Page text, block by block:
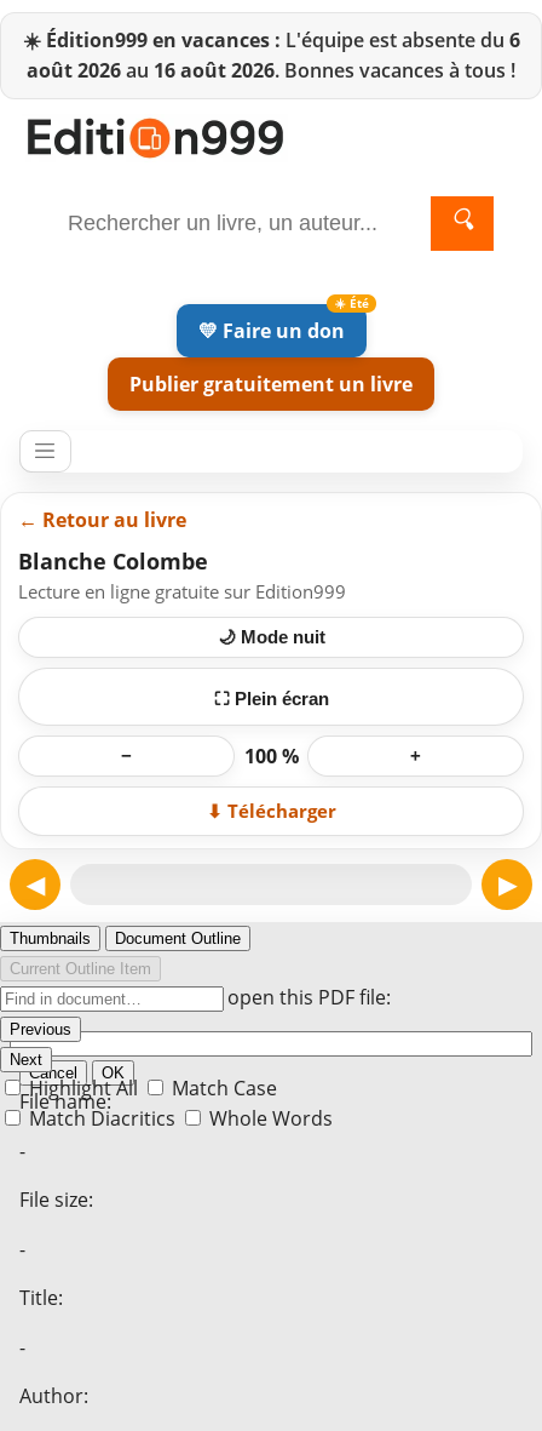
☀️ Édition999 en vacances : L'équipe est absente du 6
août 2026au 16 août 2026. Bonnes vacances à tous !
🔍
💛 Faire un don
Publier gratuitement un livre
← Retour au livre
Blanche Colombe
Lecture en ligne gratuite sur Edition999
🌙 Mode nuit
⛶ Plein écran
− 100 % +
⬇ Télécharger
◀ ▶
Thumbnails
Document Outline
Current Outline Item
Previous
Next
Highlight All
Match Case
Match Diacritics
Whole Words
Enter the password to open this PDF file:
Cancel OK
File name:
-
File size:
-
Title:
-
Author: